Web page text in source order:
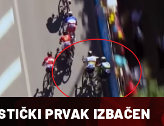
PRVAK IZBAČEN